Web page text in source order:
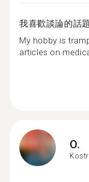
我喜歡談論的話題
My hobby is
articles on
O.